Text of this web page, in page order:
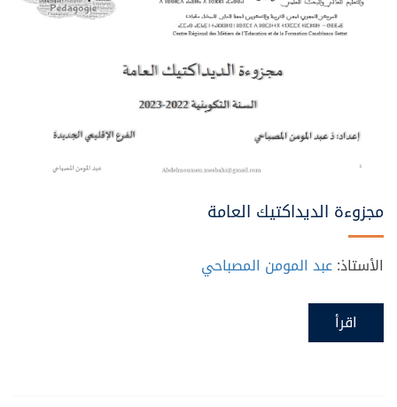
مجزوءة الديداكتيك العامة
الأستاذ:عبد المومن المصباحي
اقرأ